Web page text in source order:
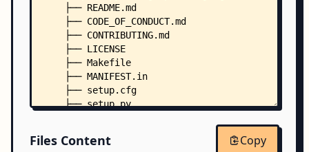
    ├── README.md
    ├── CODE_OF_CONDUCT.md
    ├── CONTRIBUTING.md
    ├── LICENSE
    ├── Makefile
    ├── MANIFEST.in
    ├── setup.cfg
    ├── setup.py
    ├── .pre-commit-config.yaml
Files Content Copy